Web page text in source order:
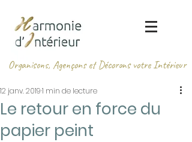
Organisons, Agençons etDécoronsvotre Intérieur
Le retour en force du
papier peint
12 janv. 20191 min de lecture